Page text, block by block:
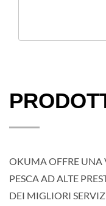
OKUMA OFFRE UNA
PESCA AD ALTE
DEI MIGLIORI